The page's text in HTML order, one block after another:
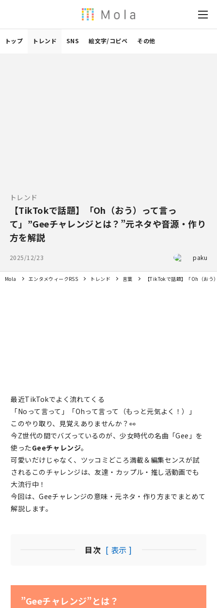
トップ トレンド SNS 絵文字/コピペ その他
トレンド
【TikTokで話題】「Oh（おう）って言っ
て」”Geeチャレンジとは？”元ネタや音源・作り
方を解説
2025/12/23 paku
Mola エンタメウィークRSS トレンド 言葉 【TikTokで話題】「Oh（お
最近TikTokでよく流れてくる
「Noって言って」「Ohって言って（もっと元気よく！）」
このやり取り、見覚えありませんか？👀
今Z世代の間でバズっているのが、少女時代の名曲「Gee」を
使ったGeeチャレンジ。
可愛いだけじゃなく、ツッコミどころ満載＆編集センスが試
されるこのチャレンジは、友達・カップル・推し活動画でも
大流行中！
今回は、Geeチャレンジの意味・元ネタ・作り方までまとめて
解説します。
目次 [ 表示 ]
”Geeチャレンジ”とは？